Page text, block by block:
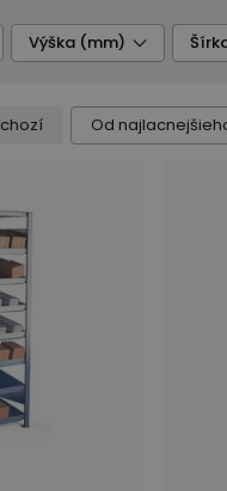
Výška (mm)
Od